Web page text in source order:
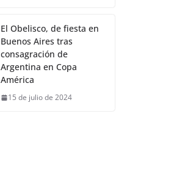
El Obelisco, de fiesta en
Buenos Aires tras
consagración de
Argentina en Copa
América
15 de julio de 2024